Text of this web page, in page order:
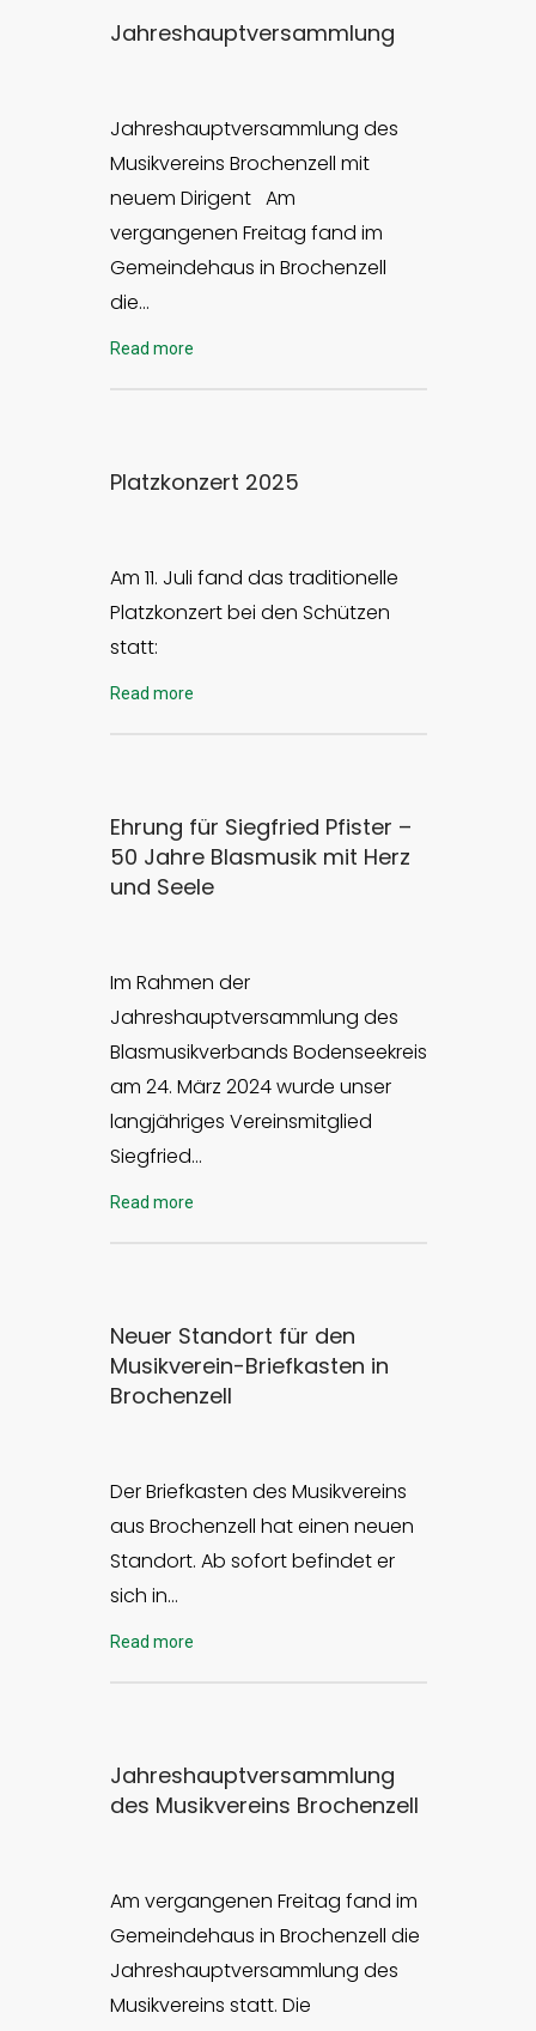
Jahreshauptversammlung
Jahreshauptversammlung des
Musikvereins Brochenzell mit
neuem Dirigent Am
vergangenen Freitag fand im
Gemeindehaus in Brochenzell
die…
Read more
Platzkonzert 2025
Am 11. Juli fand das traditionelle
Platzkonzert bei den Schützen
statt:
Read more
Ehrung für Siegfried Pfister –
50 Jahre Blasmusik mit Herz
und Seele
Im Rahmen der
Jahreshauptversammlung des
Blasmusikverbands Bodenseekreis
am 24. März 2024 wurde unser
langjähriges Vereinsmitglied
Siegfried…
Read more
Neuer Standort für den
Musikverein-Briefkasten in
Brochenzell
Der Briefkasten des Musikvereins
aus Brochenzell hat einen neuen
Standort. Ab sofort befindet er
sich in…
Read more
Jahreshauptversammlung
des Musikvereins Brochenzell
Am vergangenen Freitag fand im
Gemeindehaus in Brochenzell die
Jahreshauptversammlung des
Musikvereins statt. Die